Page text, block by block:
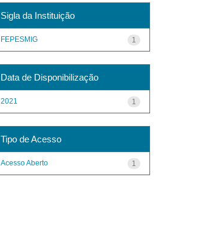
Sigla da Instituição
1
FEPESMIG
Data de Disponibilização
1
2021
Tipo de Acesso
1
Acesso Aberto